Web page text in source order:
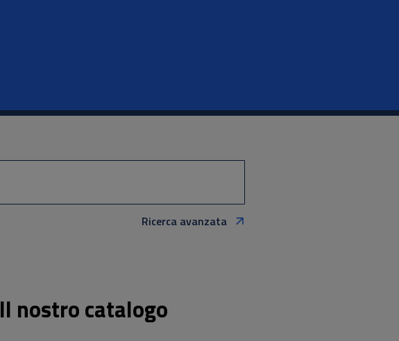
Ricerca avanzata
Il nostro catalogo